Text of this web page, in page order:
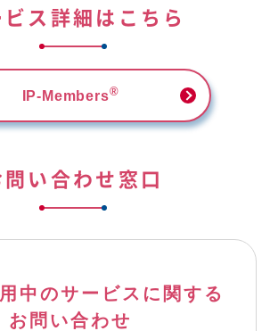
ス詳細はこちら
IP-Members®
問い合わせ窓口
中のサービスに関する
お問い合わせ